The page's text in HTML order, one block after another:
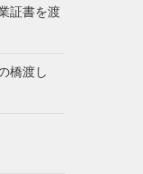
証書を渡
橋渡し